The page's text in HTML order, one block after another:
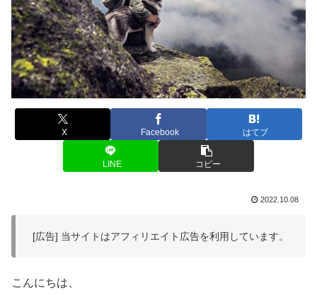
X Facebook はてブ
LINE コピー
2022.10.08
[広告] 当サイトはアフィリエイト広告を利用しています。
こんにちは、